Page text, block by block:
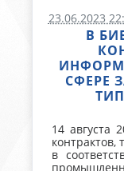
23.06.2023
В
СФЕРЕ
14 августа
контрактов,
в